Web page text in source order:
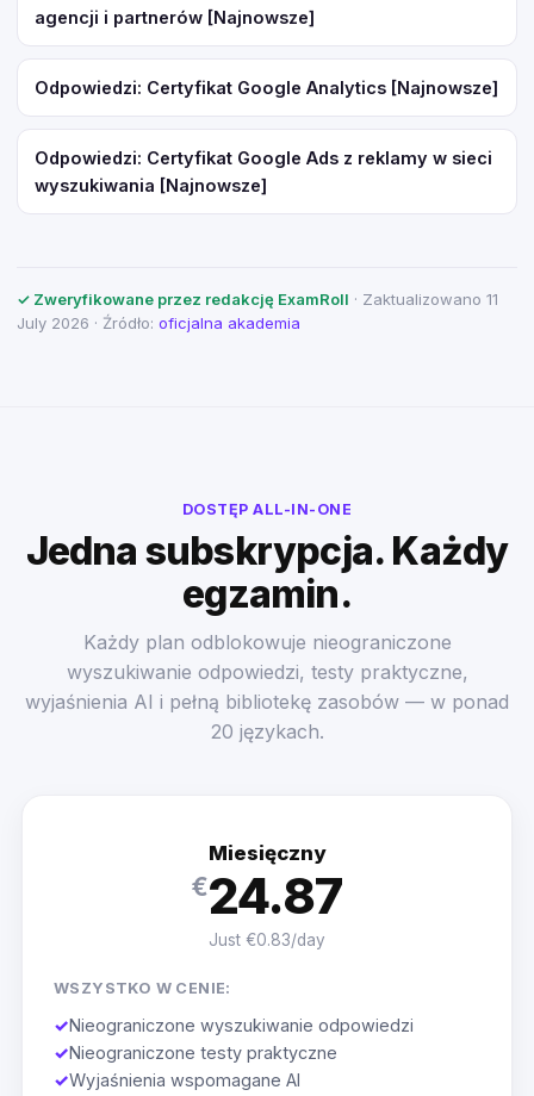
agencji i partnerów [Najnowsze]
Odpowiedzi: Certyfikat Google Analytics [Najnowsze]
Odpowiedzi: Certyfikat Google Ads z reklamy w sieci
wyszukiwania [Najnowsze]
✓ Zweryfikowane przez redakcję ExamRoll · Zaktualizowano 11
July 2026 · Źródło: oficjalna akademia
DOSTĘP ALL-IN-ONE
Jedna subskrypcja. Każdy
egzamin.
Każdy plan odblokowuje nieograniczone
wyszukiwanie odpowiedzi, testy praktyczne,
wyjaśnienia AI i pełną bibliotekę zasobów — w ponad
20 językach.
Miesięczny
€24.87
Just €0.83/day
WSZYSTKO W CENIE:
✓Nieograniczone wyszukiwanie odpowiedzi
✓Nieograniczone testy praktyczne
✓Wyjaśnienia wspomagane AI